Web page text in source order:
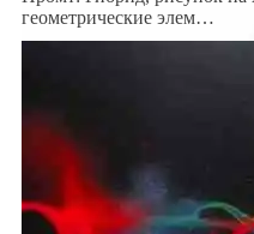
геометрические элем…